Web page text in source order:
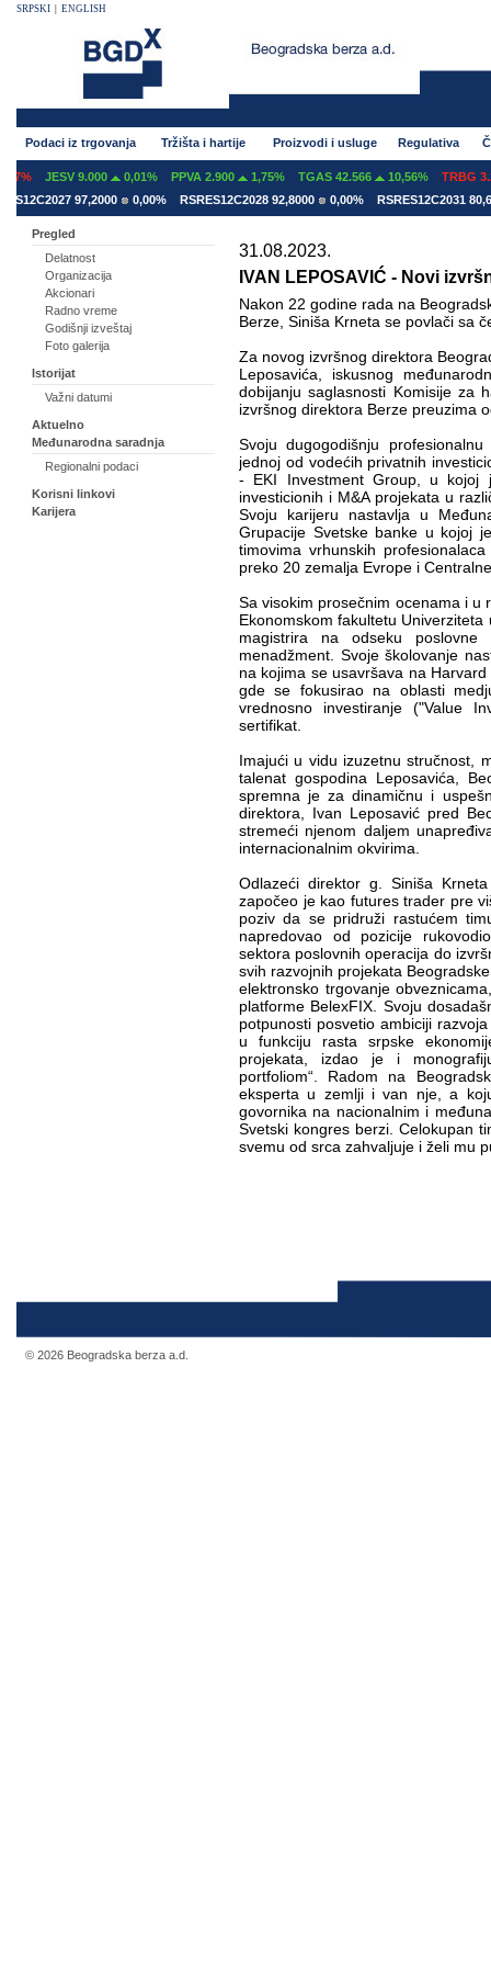
SRPSKI ENGLISH
Podaci iz trgovanja Tržišta i hartije Proizvodi i usluge Regulativa
JESV 9.000 0,01% PPVA 2.900 1,75% TGAS 42.566 10,56%
TRBG
97,2000
0,00% RSRES12C2028 92,8000 0,00% RSRES12C2031
Pregled
Delatnost
Organizacija
Akcionari
Radno vreme
Godišnji izveštaj
Foto galerija
Istorijat
Važni datumi
Aktuelno
Međunarodna saradnja
Regionalni podaci
Korisni linkovi
Karijera
31.08.2023.
IVAN LEPOSAVIĆ - Novi
Nakon 22 godine rada na
Berze, Siniša Krneta se povlači sa
Za novog izvršnog direktora
Leposavića, iskusnog
dobijanju saglasnosti Komisije za
izvršnog direktora Berze preuzima
Svoju dugogodišnju
jednoj od vodećih privatnih
- EKI Investment Group, u kojoj
investicionih i M&A projekata u
Svoju karijeru nastavlja u
Grupacije Svetske banke u kojoj
timovima vrhunskih
preko 20 zemalja Evrope i
Sa visokim prosečnim ocenama i u
Ekonomskom fakultetu
magistrira na odseku poslovne
menadžment. Svoje školovanje
na kojima se usavršava na
gde se fokusirao na oblasti
vrednosno investiranje ("Value
sertifikat.
Imajući u vidu izuzetnu stručnost,
talenat gospodina Leposavića,
spremna je za dinamičnu i
direktora, Ivan Leposavić pred
stremeći njenom daljem
internacionalnim okvirima.
Odlazeći direktor g. Siniša
započeo je kao futures trader pre
poziv da se pridruži rastućem
napredovao od pozicije
sektora poslovnih operacija do
svih razvojnih projekata
elektronsko trgovanje
platforme BelexFIX. Svoju
potpunosti posvetio ambiciji
u funkciju rasta srpske
projekata, izdao je i
portfoliom“. Radom na
eksperta u zemlji i van nje, a
govornika na nacionalnim i
Svetski kongres berzi. Celokupan
svemu od srca zahvaljuje i želi mu
© 2026 Beogradska berza a.d.